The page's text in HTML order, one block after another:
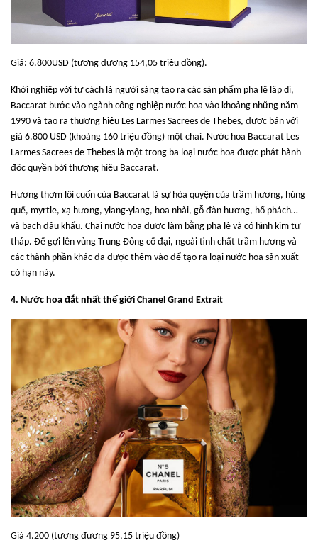
Giá: 6.800USD (tương đương 154,05 triệu đồng).
Khởi nghiệp với tư cách là người sáng tạo ra các sản phẩm pha lê lập dị,
Baccarat bước vào ngành công nghiệp nước hoa vào khoảng những năm
1990 và tạo ra thương hiệu Les Larmes Sacrees de Thebes, được bán với
giá 6.800 USD (khoảng 160 triệu đồng) một chai. Nước hoa Baccarat Les
Larmes Sacrees de Thebes là một trong ba loại nước hoa được phát hành
độc quyền bởi thương hiệu Baccarat.
Hương thơm lôi cuốn của Baccarat là sự hòa quyện của trầm hương, húng
quế, myrtle, xạ hương, ylang-ylang, hoa nhài, gỗ đàn hương, hổ phách…
và bạch đậu khấu. Chai nước hoa được làm bằng pha lê và có hình kim tự
tháp. Để gợi lên vùng Trung Đông cổ đại, ngoài tinh chất trầm hương và
các thành phần khác đã được thêm vào để tạo ra loại nước hoa sản xuất
có hạn này.
4. Nước hoa đắt nhất thế giới Chanel Grand Extrait
Giá 4.200 (tương đương 95,15 triệu đồng)